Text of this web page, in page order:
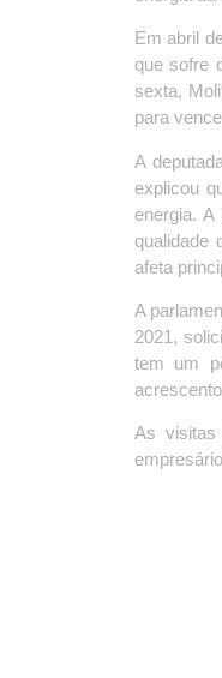
Em abril
que sofre
sexta,
para
A
explicou
energia.
qualidade
afeta
A
2021,
tem um
As visitas